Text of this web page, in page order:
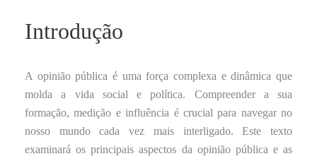
Introdução
A opinião pública é uma força complexa e dinâmica que
molda a vida social e política. Compreender a sua
formação, medição e influência é crucial para navegar no
nosso mundo cada vez mais interligado. Este texto
examinará os principais aspectos da opinião pública e as